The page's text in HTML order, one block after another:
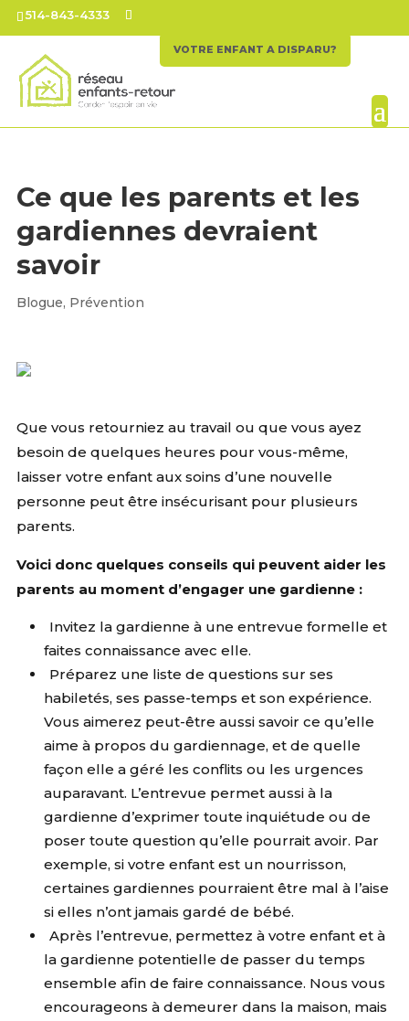
514-843-4333
VOTRE ENFANT A DISPARU?
Ce que les parents et les
gardiennes devraient
savoir
Blogue, Prévention
Que vous retourniez au travail ou que vous ayez
besoin de quelques heures pour vous-même,
laisser votre enfant aux soins d’une nouvelle
personne peut être insécurisant pour plusieurs
parents.
Voici donc quelques conseils qui peuvent aider les
parents au moment d’engager une gardienne :
Invitez la gardienne à une entrevue formelle et
faites connaissance avec elle.
Préparez une liste de questions sur ses
habiletés, ses passe-temps et son expérience.
Vous aimerez peut-être aussi savoir ce qu’elle
aime à propos du gardiennage, et de quelle
façon elle a géré les conflits ou les urgences
auparavant. L’entrevue permet aussi à la
gardienne d’exprimer toute inquiétude ou de
poser toute question qu’elle pourrait avoir. Par
exemple, si votre enfant est un nourrisson,
certaines gardiennes pourraient être mal à l’aise
si elles n’ont jamais gardé de bébé.
Après l’entrevue, permettez à votre enfant et à
la gardienne potentielle de passer du temps
ensemble afin de faire connaissance. Nous vous
encourageons à demeurer dans la maison, mais